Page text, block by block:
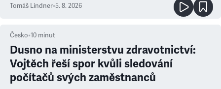
Tomáš Lindner•5. 8. 2026
Česko•10 minut
Dusno na ministerstvu zdravotnictví:
Vojtěch řeší spor kvůli sledování
počítačů svých zaměstnanců